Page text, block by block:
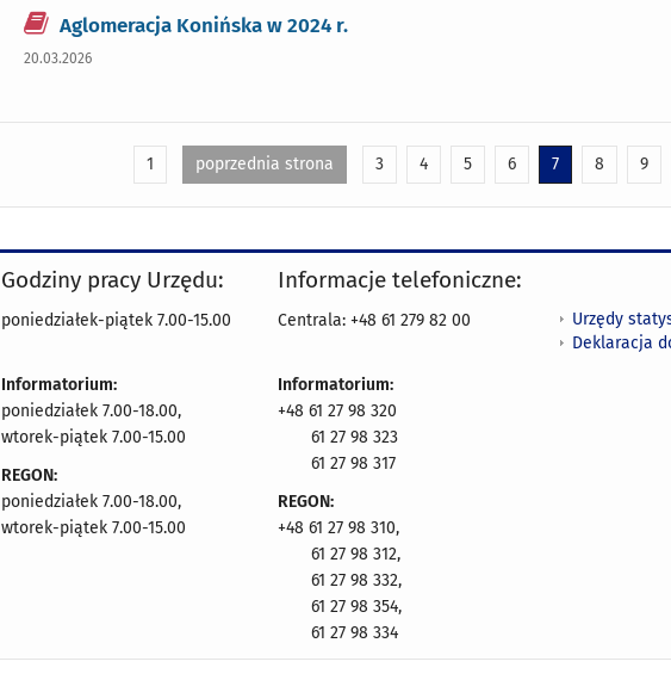
Aglomeracja Konińska w 2024 r.
20.03.2026
1 poprzednia strona 3 4 5 6 7 8 9
Godziny pracy Urzędu:
poniedziałek-piątek 7.00-15.00
Informatorium:
poniedziałek 7.00-18.00,
wtorek-piątek 7.00-15.00
REGON:
poniedziałek 7.00-18.00,
wtorek-piątek 7.00-15.00
Informacje telefoniczne:
Centrala: +48 61 279 82 00
Informatorium:
+48 61 27 98 320
61 27 98 323
61 27 98 317
REGON:
+48 61 27 98 310,
61 27 98 312,
61 27 98 332,
61 27 98 354,
61 27 98 334
Urzędy
Deklaracja